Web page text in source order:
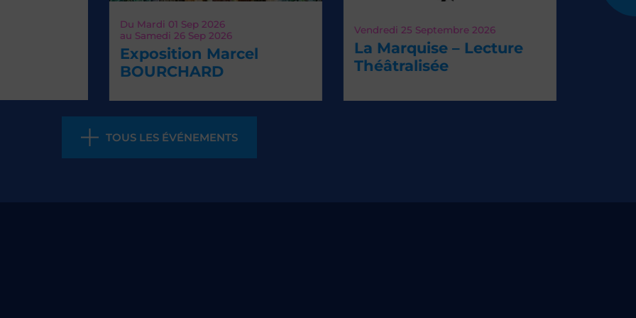
Mardi 01 Sep 2026
Samedi 26 Sep 2026
Exposition Marcel
BOURCHARD
Vendredi 25 Septembre 2026
La Marquise – Lecture
Théâtralisée
TOUS LES ÉVÉNEMENTS